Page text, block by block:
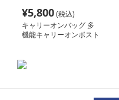
¥5,800(税込)
キャリーオンバッグ 多
機能キャリーオンボスト